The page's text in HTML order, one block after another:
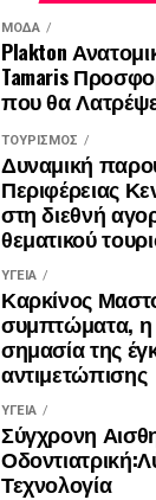
ΜΌΔΑ
Plakton
Tamaris
που θα
ΤΟΥΡΙΣΜΌΣ
Δυναμική
Περιφέρειας
στη διεθνή
θεματικού
ΥΓΕΊΑ
Καρκίνος
συμπτώματα, η
σημασία της
αντιμετώπισης
ΥΓΕΊΑ
Σύγχρονη
Τεχνολογία